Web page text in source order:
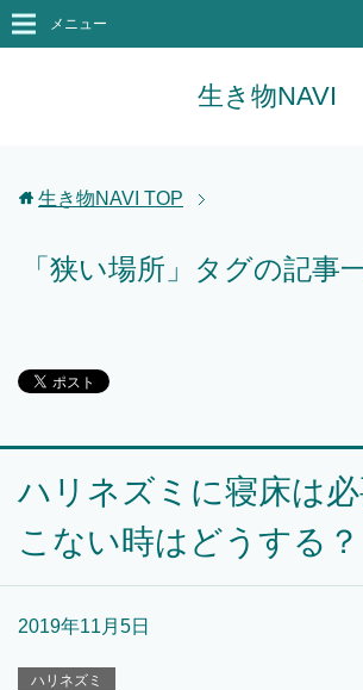
生き物NAVI
メニュー
生き物NAVI TOP
「狭い場所」タグの記事
ハリネズミに寝床は
こない時はどうする？
2019年11月5日
ハリネズミ